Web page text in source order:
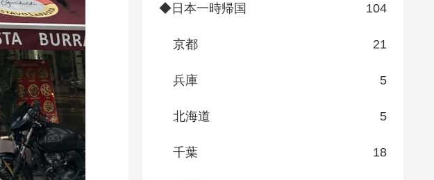
◆日本一時帰国 104
京都 21
兵庫 5
北海道 5
千葉 18